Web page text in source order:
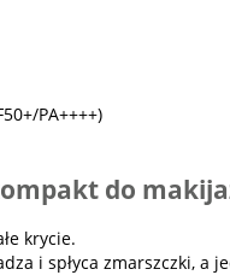
PA++++)
do
krycie.
i spłyca zmarszczki, a